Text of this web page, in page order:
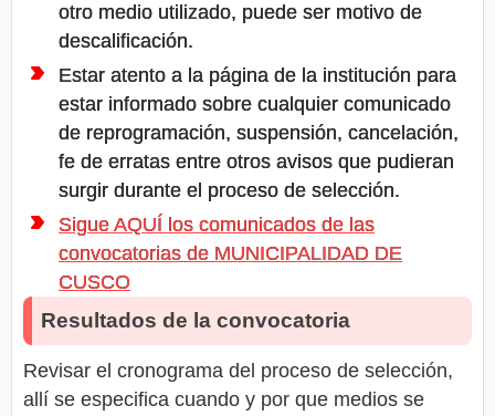
otro medio utilizado, puede ser motivo de
descalificación.
Estar atento a la página de la institución para
estar informado sobre cualquier comunicado
de reprogramación, suspensión, cancelación,
fe de erratas entre otros avisos que pudieran
surgir durante el proceso de selección.
Sigue AQUÍ los comunicados de las
convocatorias de MUNICIPALIDAD DE
CUSCO
Resultados de la convocatoria
Revisar el cronograma del proceso de selección,
allí se especifica cuando y por que medios se